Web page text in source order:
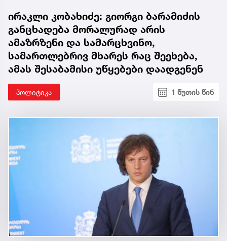
ირაკლი კობახიძე: გიორგი ბარამიძის
განცხადება მორალურად არის
ამაზრზენი და სამარცხვინო,
სამართლებრივ მხარეს რაც შეეხება,
ამას შესაბამისი უწყებები დაადგენენ
პოლიტიკა 1 წუთის წინ